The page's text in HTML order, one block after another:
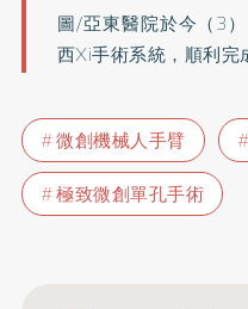
圖/亞東醫院於今（3
西Xi手術系統，順利完
微創機械人手臂
極致微創單孔手術